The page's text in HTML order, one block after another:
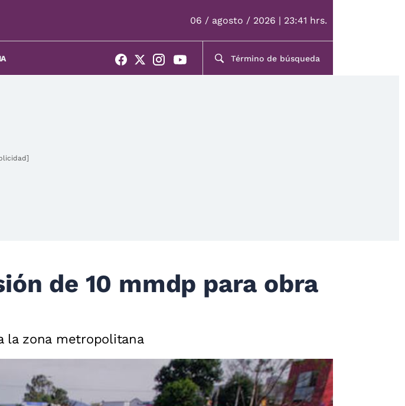
06 / agosto / 2026 | 23:41 hrs.
de 10 mmdp para obra
la zona metropolitana